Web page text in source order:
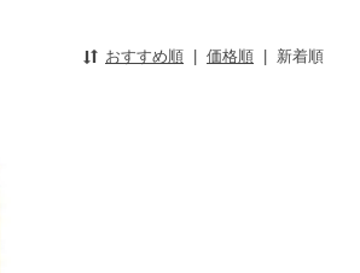
おすすめ順 | 価格順 | 新着順